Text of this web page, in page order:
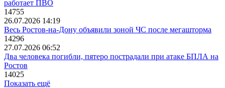
работает ПВО
14755
26.07.2026 14:19
Весь Ростов-на-Дону объявили зоной ЧС после мегашторма
14296
27.07.2026 06:52
Два человека погибли, пятеро пострадали при атаке БПЛА на
Ростов
14025
Показать ещё